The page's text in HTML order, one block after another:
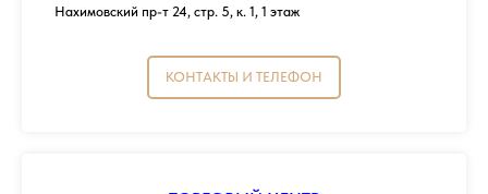
Нахимовский пр-т 24, стр. 5, к. 1, 1 этаж
КОНТАКТЫ И ТЕЛЕФОН